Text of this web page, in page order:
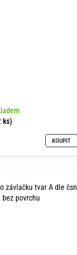
ks)
KOUPIT
závlačku tvar A dle čsn
2111 10x 70 bez povrchu